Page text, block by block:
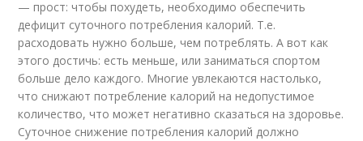
— прост: чтобы похудеть, необходимо обеспечить
дефицит суточного потребления калорий. Т.е.
расходовать нужно больше, чем потреблять. А вот как
этого достичь: есть меньше, или заниматься спортом
больше дело каждого. Многие увлекаются настолько,
что снижают потребление калорий на недопустимое
количество, что может негативно сказаться на здоровье.
Суточное снижение потребления калорий должно